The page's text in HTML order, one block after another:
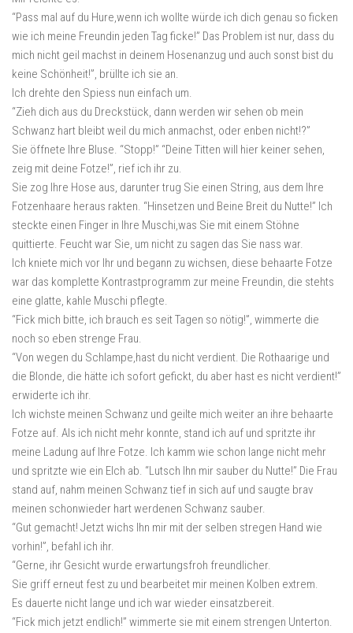
“Pass mal auf du Hure,wenn ich wollte würde ich dich genau so ficken
wie ich meine Freundin jeden Tag ficke!” Das Problem ist nur, dass du
mich nicht geil machst in deinem Hosenanzug und auch sonst bist du
keine Schönheit!”, brüllte ich sie an.
Ich drehte den Spiess nun einfach um.
“Zieh dich aus du Dreckstück, dann werden wir sehen ob mein
Schwanz hart bleibt weil du mich anmachst, oder enben nicht!?”
Sie öffnete Ihre Bluse. “Stopp!” “Deine Titten will hier keiner sehen,
zeig mit deine Fotze!”, rief ich ihr zu.
Sie zog Ihre Hose aus, darunter trug Sie einen String, aus dem Ihre
Fotzenhaare heraus rakten. “Hinsetzen und Beine Breit du Nutte!” Ich
steckte einen Finger in Ihre Muschi,was Sie mit einem Stöhne
quittierte. Feucht war Sie, um nicht zu sagen das Sie nass war.
Ich kniete mich vor Ihr und begann zu wichsen, diese behaarte Fotze
war das komplette Kontrastprogramm zur meine Freundin, die stehts
eine glatte, kahle Muschi pflegte.
“Fick mich bitte, ich brauch es seit Tagen so nötig!”, wimmerte die
noch so eben strenge Frau.
“Von wegen du Schlampe,hast du nicht verdient. Die Rothaarige und
die Blonde, die hätte ich sofort gefickt, du aber hast es nicht verdient!”
erwiderte ich ihr.
Ich wichste meinen Schwanz und geilte mich weiter an ihre behaarte
Fotze auf. Als ich nicht mehr konnte, stand ich auf und spritzte ihr
meine Ladung auf Ihre Fotze. Ich kamm wie schon lange nicht mehr
und spritzte wie ein Elch ab. “Lutsch Ihn mir sauber du Nutte!” Die Frau
stand auf, nahm meinen Schwanz tief in sich auf und saugte brav
meinen schonwieder hart werdenen Schwanz sauber.
“Gut gemacht! Jetzt wichs Ihn mir mit der selben stregen Hand wie
vorhin!”, befahl ich ihr.
“Gerne, ihr Gesicht wurde erwartungsfroh freundlicher.
Sie griff erneut fest zu und bearbeitet mir meinen Kolben extrem.
Es dauerte nicht lange und ich war wieder einsatzbereit.
“Fick mich jetzt endlich!” wimmerte sie mit einem strengen Unterton.